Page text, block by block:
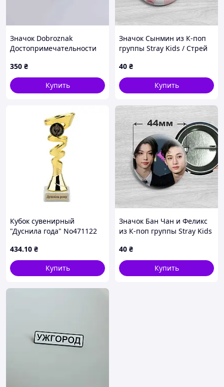
Значок Dobroznak
Достопримечательности
Владимиру Великому 10х16
мм Серебристый (5971)
350 ₴
Купить
Значок Сынмин из К-поп
группы Stray Kids / Стрей
40 ₴
Купить
Кубок сувенирный
"Дуснила года" No471122
434.10 ₴
Купить
Значок Бан Чан и Феликс
из К-поп группы Stray Kids
40 ₴
Купить